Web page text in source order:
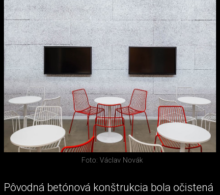
Foto: Václav Novák
Pôvodná betónová konštrukcia bola očistená